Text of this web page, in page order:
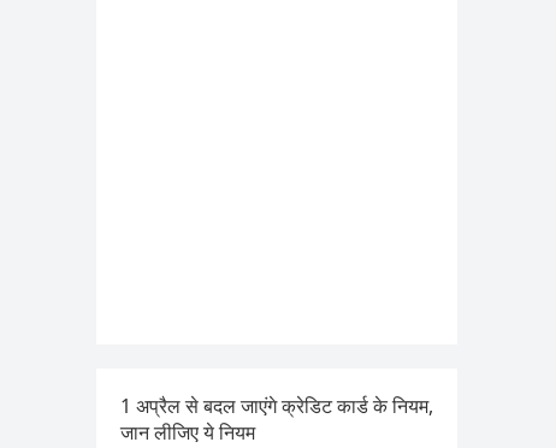
1 अप्रैल से बदल जाएंगे क्रेडिट कार्ड के नियम,
जान लीजिए ये नियम